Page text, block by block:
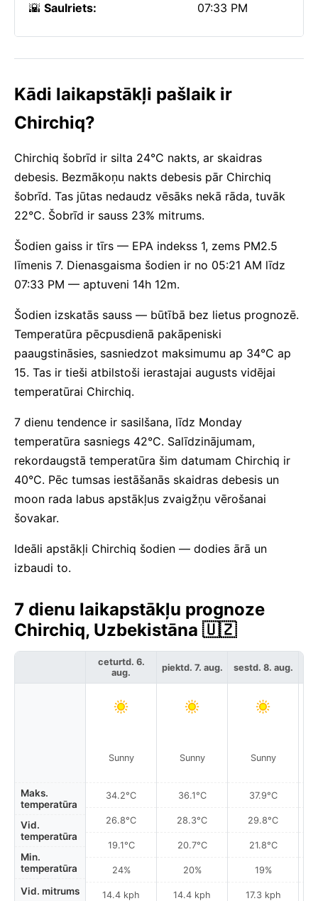
🌇 Saulriets: 07:33 PM
Kādi laikapstākļi pašlaik ir
Chirchiq?
Chirchiq šobrīd ir silta 24°C nakts, ar skaidras
debesis. Bezmākoņu nakts debesis pār Chirchiq
šobrīd. Tas jūtas nedaudz vēsāks nekā rāda, tuvāk
22°C. Šobrīd ir sauss 23% mitrums.
Šodien gaiss ir tīrs — EPA indekss 1, zems PM2.5
līmenis 7. Dienasgaisma šodien ir no 05:21 AM līdz
07:33 PM — aptuveni 14h 12m.
Šodien izskatās sauss — būtībā bez lietus prognozē.
Temperatūra pēcpusdienā pakāpeniski
paaugstināsies, sasniedzot maksimumu ap 34°C ap
15. Tas ir tieši atbilstoši ierastajai augusts vidējai
temperatūrai Chirchiq.
7 dienu tendence ir sasilšana, līdz Monday
temperatūra sasniegs 42°C. Salīdzinājumam,
rekordaugstā temperatūra šim datumam Chirchiq ir
40°C. Pēc tumsas iestāšanās skaidras debesis un
moon rada labus apstākļus zvaigžņu vērošanai
šovakar.
Ideāli apstākļi Chirchiq šodien — dodies ārā un
izbaudi to.
7 dienu laikapstākļu prognoze
Chirchiq, Uzbekistāna 🇺🇿
Maks.
temperatūra
Vid.
temperatūra
Min.
temperatūra
Vid. mitrums
ceturtd. 6.
aug.
Sunny
34.2°C
26.8°C
19.1°C
24%
14.4 kph
piektd. 7. aug.
Sunny
36.1°C
28.3°C
20.7°C
20%
14.4 kph
sestd. 8. aug.
Sunny
37.9°C
29.8°C
21.8°C
19%
17.3 kph